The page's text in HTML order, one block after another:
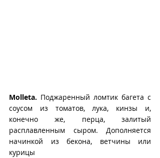
Molleta. Поджаренный ломтик багета с
соусом из томатов, лука, кинзы и,
конечно же, перца, залитый
расплавленным сыром. Дополняется
начинкой из бекона, ветчины или
курицы